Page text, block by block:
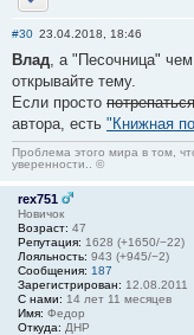
Отправить личное
#30 23.04.2018, 18:46
Влад , а "Песочница"
открывайте тему.
Если просто потрепаться
автора, есть "Книжная
Проблема этого мира в том,
уверенности.. ©
rex751
Новичок
Возраст: 47
Репутация: 1628 (+1650/−22)
Лояльность: 943 (+945/−2)
Сообщения: 187
Зарегистрирован: 12.08.2011
С нами: 14 лет 11 месяцев
Имя: Федор
Откуда: ДНР